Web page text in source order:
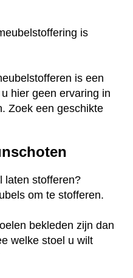
is
is een
hier geen ervaring in
Zoek een geschikte
laten stofferen?
om te stofferen.
bekleden zijn dan
welke stoel u wilt